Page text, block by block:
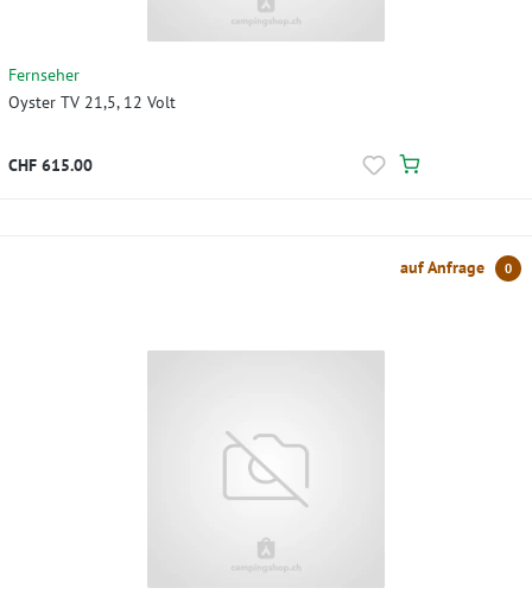
Fernseher
Oyster TV 21,5, 12 Volt
CHF 615.00
auf Anfrage 0